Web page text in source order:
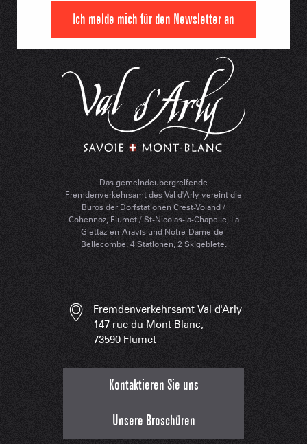
Das gemeindeübergreifende
Fremdenverkehrsamt des Val d'Arly vereint die
Büros der Dorfstationen Crest-Voland /
Cohennoz, Flumet / St-Nicolas-la-Chapelle, La
Giettaz-en-Aravis und Notre-Dame-de-
Bellecombe. 4 Stationen, 2 Skigebiete.
Ich melde mich für den Newsletter an
Fremdenverkehrsamt Val d'Arly
147 rue du Mont Blanc,
73590 Flumet
Kontaktieren Sie uns
Unsere Broschüren